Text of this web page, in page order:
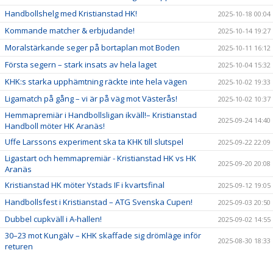
Handbollshelg med Kristianstad HK! 2025-10-18 00:04
Kommande matcher & erbjudande! 2025-10-14 19:27
Moralstärkande seger på bortaplan mot Boden 2025-10-11 16:12
Första segern – stark insats av hela laget 2025-10-04 15:32
KHK:s starka upphämtning räckte inte hela vägen 2025-10-02 19:33
Ligamatch på gång – vi är på väg mot Västerås! 2025-10-02 10:37
Hemmapremiär i Handbollsligan ikväll!– Kristianstad
Handboll möter HK Aranäs!
2025-09-24 14:40
Uffe Larssons experiment ska ta KHK till slutspel 2025-09-22 22:09
Ligastart och hemmapremiär - Kristianstad HK vs HK
Aranäs
2025-09-20 20:08
Kristianstad HK möter Ystads IF i kvartsfinal 2025-09-12 19:05
Handbollsfest i Kristianstad – ATG Svenska Cupen! 2025-09-03 20:50
Dubbel cupkväll i A-hallen! 2025-09-02 14:55
30–23 mot Kungälv – KHK skaffade sig drömläge inför
returen
2025-08-30 18:33